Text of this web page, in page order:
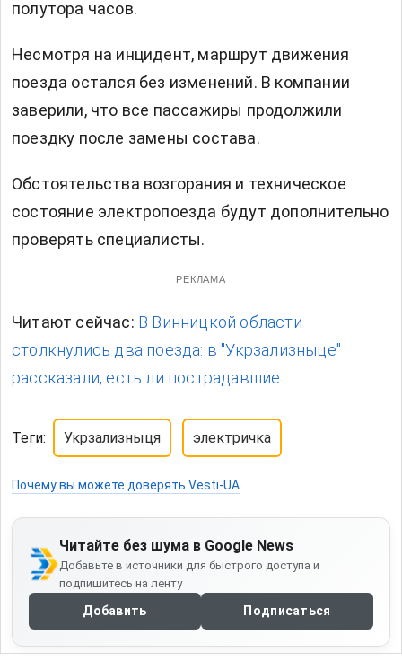
полутора часов.
Несмотря на инцидент, маршрут движения
поезда остался без изменений. В компании
заверили, что все пассажиры продолжили
поездку после замены состава.
Обстоятельства возгорания и техническое
состояние электропоезда будут дополнительно
проверять специалисты.
РЕКЛАМА
Читают сейчас: В Винницкой области
столкнулись два поезда: в "Укрзализныце"
рассказали, есть ли пострадавшие.
Теги: Укрзализныця электричка
Почему вы можете доверять Vesti-UA
Читайте без шума в Google News
Добавьте в источники для быстрого доступа и
подпишитесь на ленту
Добавить Подписаться